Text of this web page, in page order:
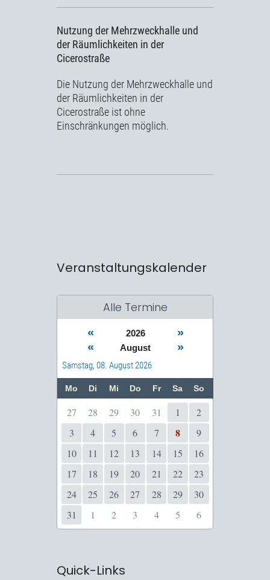
Nutzung der Mehrzweckhalle und
der Räumlichkeiten in der
Cicerostraße
Die Nutzung der Mehrzweckhalle und
der Räumlichkeiten in der
Cicerostraße ist ohne
Einschränkungen möglich.
Veranstaltungskalender
Alle Termine
« 2026
»
«
August »
Samstag, 08. August 2026
Mo Di Mi Do Fr Sa So
27 28 29 30 31 1
2
3
4 5 6 7 8
9
10
11 12 13 14 15
16
17
18 19 20 21 22
23
24
25 26 27 28 29
30
31
1 2 3 4 5 6
Quick-Links